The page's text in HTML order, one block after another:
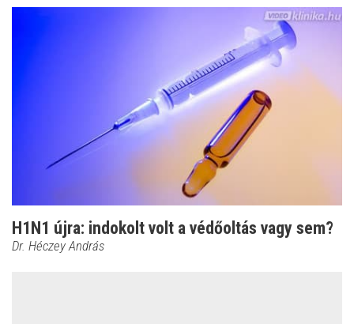
H1N1 újra: indokolt volt a védőoltás vagy sem?
Dr. Héczey András